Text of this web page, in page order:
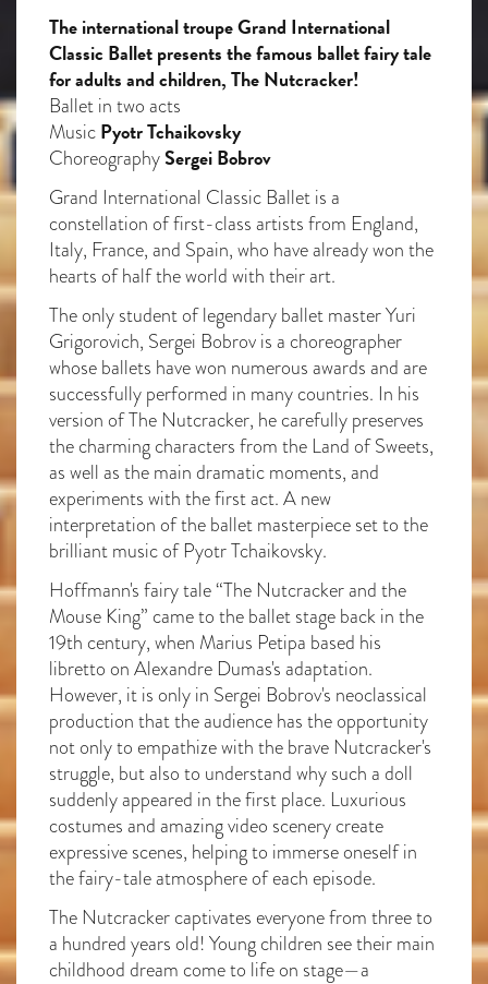
The international troupe Grand International
Classic Ballet presents the famous ballet fairy tale
for adults and children, The Nutcracker!
Ballet in two acts
Music Pyotr Tchaikovsky
ChoreographySergei Bobrov
Grand International Classic Ballet is a
constellation of first-class artists from England,
Italy, France, and Spain, who have already won the
hearts of half the world with their art.
The only student of legendary ballet master Yuri
Grigorovich, Sergei Bobrov is a choreographer
whose ballets have won numerous awards and are
successfully performed in many countries. In his
version of The Nutcracker, he carefully preserves
the charming characters from the Land of Sweets,
as well as the main dramatic moments, and
experiments with the first act. A new
interpretation of the ballet masterpiece set to the
brilliant music of Pyotr Tchaikovsky.
Hoffmann's fairy tale “The Nutcracker and the
Mouse King” came to the ballet stage back in the
19th century, when Marius Petipa based his
libretto on Alexandre Dumas's adaptation.
However, it is only in Sergei Bobrov's neoclassical
production that the audience has the opportunity
not only to empathize with the brave Nutcracker's
struggle, but also to understand why such a doll
suddenly appeared in the first place. Luxurious
costumes and amazing video scenery create
expressive scenes, helping to immerse oneself in
the fairy-tale atmosphere of each episode.
The Nutcracker captivates everyone from three to
a hundred years old! Young children see their main
childhood dream come to life on stage—a